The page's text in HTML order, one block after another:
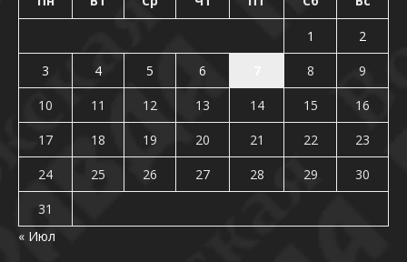
1
2
3
4 5 6 8
9
10
11 12 13 14 15
16
17
18 19 20 21 22
23
24
25 26 27 28 29
30
31
« Июл